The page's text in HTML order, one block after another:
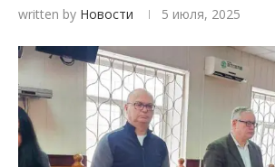
written by Новости 5 июля, 2025